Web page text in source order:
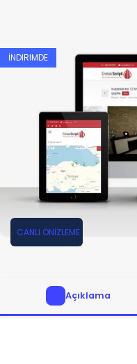
İNDIRIMDE
CANLI ÖNİZLEME
Açıklama